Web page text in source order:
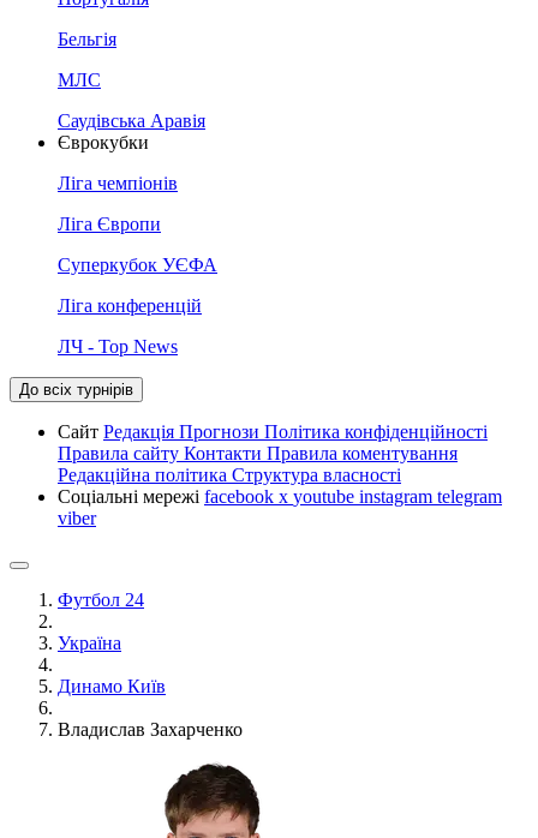
Бельгія
МЛС
Саудівська Аравія
Єврокубки
Ліга чемпіонів
Ліга Європи
Суперкубок УЄФА
Ліга конференцій
ЛЧ - Top News
До всіх турнірів
Сайт Редакція Прогнози Політика конфіденційності
Правила сайту Контакти Правила коментування
Редакційна політика Структура власності
Соціальні мережі facebook x youtube instagram telegram
viber
Футбол 24
Україна
Динамо Київ
Владислав Захарченко